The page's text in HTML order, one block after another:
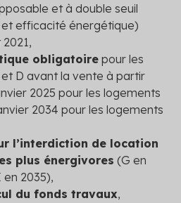
et à double seuil
et efficacité énergétique)
2021,
obligatoire pour les
et D avant la vente à partir
2025 pour les logements
2034 pour les logements
l’interdiction de location
plus énergivores (G en
en 2035),
du fonds travaux,